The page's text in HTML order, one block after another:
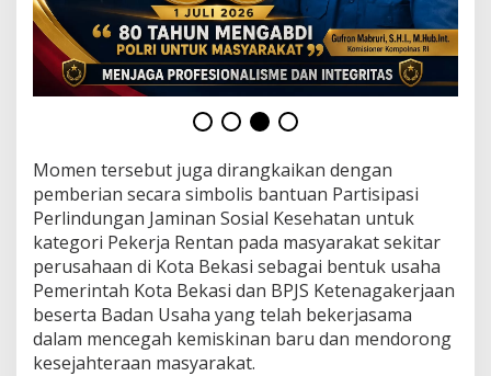
S
K
e
t
e
n
a
a
k
e
r
j
a
a
n
Momen tersebut juga dirangkaikan dengan
pemberian secara simbolis bantuan Partisipasi
Perlindungan Jaminan Sosial Kesehatan untuk
kategori Pekerja Rentan pada masyarakat sekitar
perusahaan di Kota Bekasi sebagai bentuk usaha
Pemerintah Kota Bekasi dan BPJS Ketenagakerjaan
beserta Badan Usaha yang telah bekerjasama
dalam mencegah kemiskinan baru dan mendorong
kesejahteraan masyarakat.